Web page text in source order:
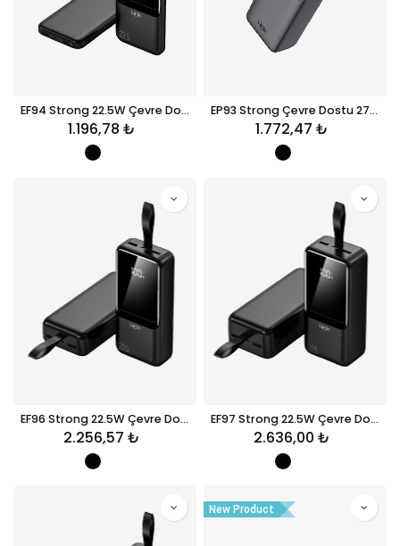
EF94 Strong 22.5W Çevre Dostu 9000mAh Powerbank
1.196,78 ₺
EP93 Strong Çevre Dostu 27000mAh Powerbank
1.772,47 ₺
EF96 Strong 22.5W Çevre Dostu 27000mAh Powerbank
2.256,57 ₺
EF97 Strong 22.5W Çevre Dostu 36000mAh Powerbank
2.636,00 ₺
New Product